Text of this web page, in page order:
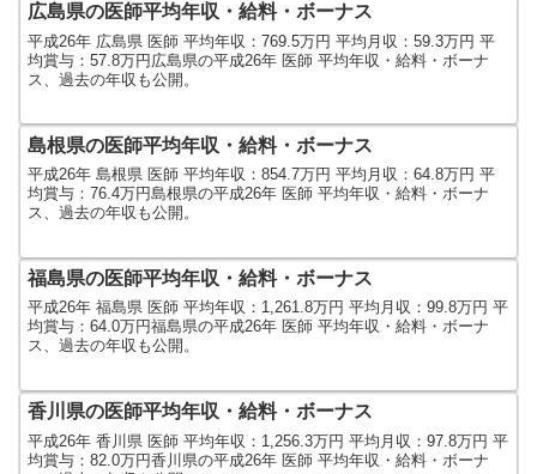
広島県の医師平均年収・給料・ボーナス
平成26年 広島県 医師 平均年収：769.5万円 平均月収：59.3万円 平
均賞与：57.8万円広島県の平成26年 医師 平均年収・給料・ボーナ
ス、過去の年収も公開。
島根県の医師平均年収・給料・ボーナス
平成26年 島根県 医師 平均年収：854.7万円 平均月収：64.8万円 平
均賞与：76.4万円島根県の平成26年 医師 平均年収・給料・ボーナ
ス、過去の年収も公開。
福島県の医師平均年収・給料・ボーナス
平成26年 福島県 医師 平均年収：1,261.8万円 平均月収：99.8万円 平
均賞与：64.0万円福島県の平成26年 医師 平均年収・給料・ボーナ
ス、過去の年収も公開。
香川県の医師平均年収・給料・ボーナス
平成26年 香川県 医師 平均年収：1,256.3万円 平均月収：97.8万円 平
均賞与：82.0万円香川県の平成26年 医師 平均年収・給料・ボーナ